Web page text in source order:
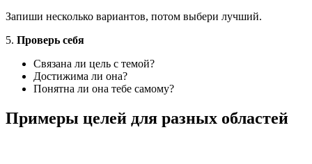
Запиши несколько вариантов, потом выбери лучший.
5. Проверь себя
Связана ли цель с темой?
Достижима ли она?
Понятна ли она тебе самому?
Примеры целей для разных областей